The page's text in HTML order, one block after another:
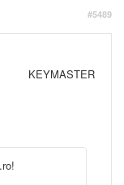
#5489
KEYMASTER